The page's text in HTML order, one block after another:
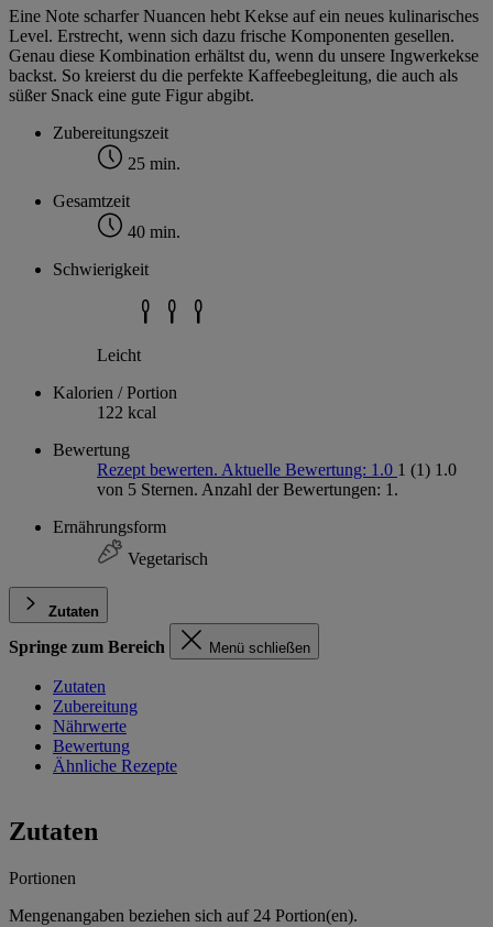
Eine Note scharfer Nuancen hebt Kekse auf ein neues kulinarisches
Level. Erstrecht, wenn sich dazu frische Komponenten gesellen.
Genau diese Kombination erhältst du, wenn du unsere Ingwerkekse
backst. So kreierst du die perfekte Kaffeebegleitung, die auch als
süßer Snack eine gute Figur abgibt.
Zubereitungszeit
25 min.
Gesamtzeit
40 min.
Schwierigkeit
Leicht
Kalorien / Portion
122 kcal
Bewertung
Rezept bewerten. Aktuelle Bewertung: 1.0 1 (1) 1.0
von 5 Sternen. Anzahl der Bewertungen: 1.
Ernährungsform
Vegetarisch
Zutaten
Springe zum Bereich Menü schließen
Zutaten
Zubereitung
Nährwerte
Bewertung
Ähnliche Rezepte
Zutaten
Portionen
Mengenangaben beziehen sich auf 24 Portion(en).